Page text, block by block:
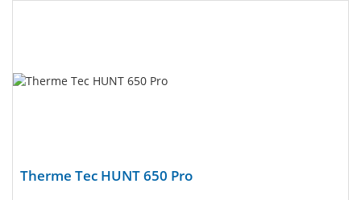
Therme Tec HUNT 650 Pro